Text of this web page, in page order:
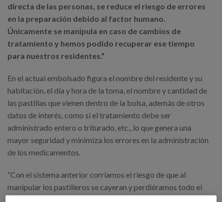
directa de las personas, se reduce el riesgo de errores
en la preparación debido al factor humano.
Únicamente se manipula en caso de cambios de
tratamiento y hemos podido recuperar ese tiempo
para nuestros residentes.”
En el actual embolsado figura el nombre del residente y su
habitación, el día y hora de la toma, el nombre y cantidad de
las pastillas que vienen dentro de la bolsa, además de otros
datos de interés, como si el tratamiento debe ser
administrado entero o triturado, etc., lo que genera una
mayor seguridad y minimiza los errores en la administración
de los medicamentos.
“Con el sistema anterior corríamos el riesgo de que al
manipular los pastilleros se cayeran y perdiéramos todo el